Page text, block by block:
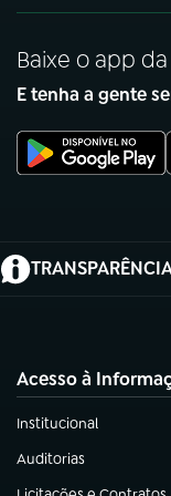
Baixe o app
E tenha a gente
(abre em nova
Acesso à
Institucional
(abre em nova aba)
Auditorias
(abre em nova aba)